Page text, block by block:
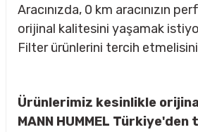
Aracınızda, 0 km aracınızın
orijinal kalitesini yaşamak
Filter ürünlerini tercih
Ürünlerimiz kesinlikle
MANN HUMMEL